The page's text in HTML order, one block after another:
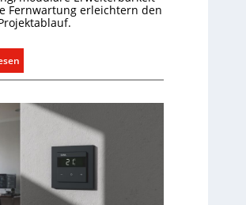
e
r
ü
d
Fernwartung erleichtern den
T
r
m
u